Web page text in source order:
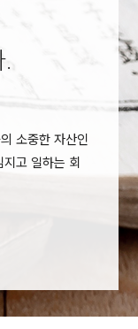
소중한 자산인
지고 일하는 회